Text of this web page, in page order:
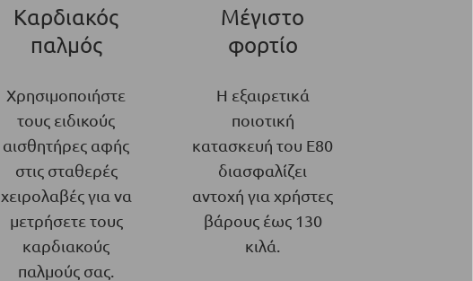
Καρδιακός
παλμός
Χρησιμοποιήστε
τους ειδικούς
αισθητήρες αφής
στις σταθερές
χειρολαβές για να
μετρήσετε τους
καρδιακούς
παλμούς σας.
Μέγιστο
φορτίο
Η εξαιρετικά
ποιοτική
κατασκευή του E80
διασφαλίζει
αντοχή για χρήστες
βάρους έως 130
κιλά.